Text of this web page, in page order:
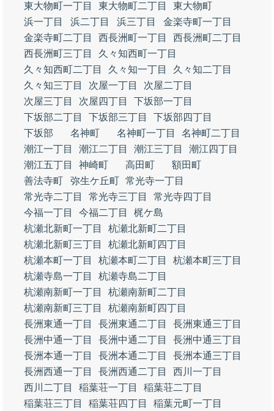
東大物町一丁目
東大物町二丁目
東大物町
浜一丁目
浜二丁目 浜三丁目
金楽寺町一丁目
金楽寺町二丁目
西長洲町一丁目
西長洲町二丁目
西長洲町三丁目
久々知西町一丁目
久々知西町二丁目
久々知一丁目
久々知二丁目
久々知三丁目
次屋一丁目
次屋二丁目
次屋三丁目
次屋四丁目
下坂部一丁目
下坂部二丁目
下坂部三丁目
下坂部四丁目
下坂部
名神町 名神町一丁目
名神町二丁目
潮江一丁目
潮江二丁目 潮江三丁目
潮江四丁目
潮江五丁目
神崎町 高田町
額田町
善法寺町
弥生ケ丘町 常光寺一丁目
常光寺二丁目
常光寺三丁目
常光寺四丁目
今福一丁目
今福二丁目
梶ケ島
杭瀬北新町一丁目
杭瀬北新町二丁目
杭瀬北新町三丁目
杭瀬北新町四丁目
杭瀬本町一丁目
杭瀬本町二丁目
杭瀬本町三丁目
杭瀬寺島一丁目
杭瀬寺島二丁目
杭瀬南新町一丁目
杭瀬南新町二丁目
杭瀬南新町三丁目
杭瀬南新町四丁目
長洲東通一丁目
長洲東通二丁目
長洲東通三丁目
長洲中通一丁目
長洲中通二丁目
長洲中通三丁目
長洲本通一丁目
長洲本通二丁目
長洲本通三丁目
長洲西通一丁目
長洲西通二丁目
西川一丁目
西川二丁目
稲葉荘一丁目
稲葉荘二丁目
稲葉荘三丁目
稲葉荘四丁目
稲葉元町一丁目